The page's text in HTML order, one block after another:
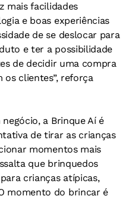
mais facilidades
e boas experiências
de se deslocar para
e ter a possibilidade
de decidir uma compra
clientes”, reforça
a Brinque Aí é
de tirar as crianças
momentos mais
que brinquedos
crianças atípicas,
momento do brincar é